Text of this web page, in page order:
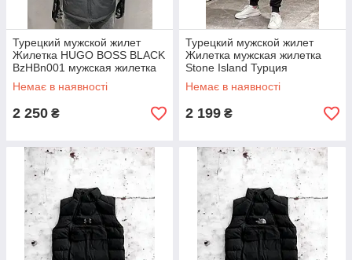
Турецкий мужской жилет
Жилетка HUGO BOSS BLACK
BzHBn001 мужская жилетка
Hugo Boss Турция
Немає в наявності
2 250 ₴
Турецкий мужской жилет
Жилетка мужская жилетка
Stone Island Турция
Немає в наявності
2 199 ₴